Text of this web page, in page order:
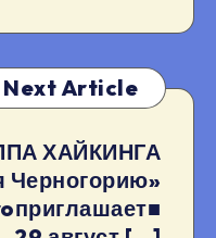
Next Article
ХАЙКИНГА
Черногорию»